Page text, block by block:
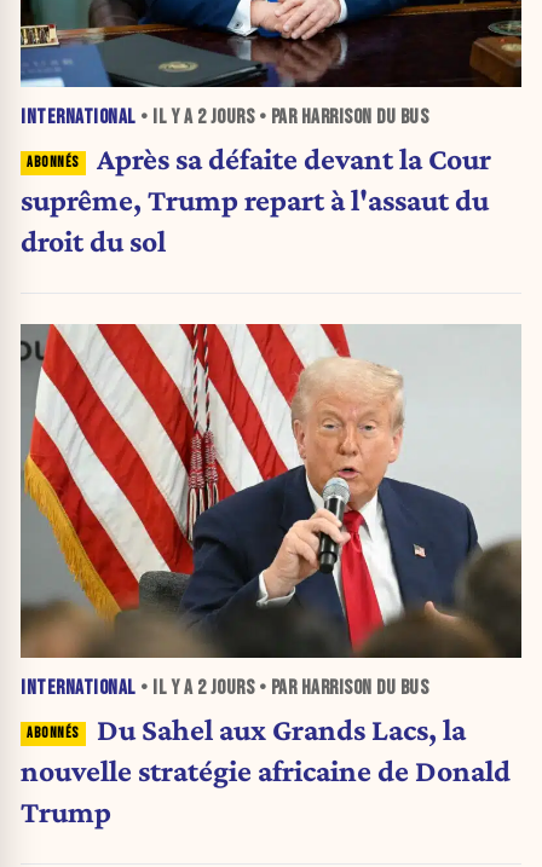
INTERNATIONAL • IL Y A 2 JOURS• PAR HARRISON DU BUS
Après sa défaite devant la Cour
suprême, Trump repart à l'assaut du
droit du sol
INTERNATIONAL • IL Y A 2 JOURS• PAR HARRISON DU BUS
Du Sahel aux Grands Lacs, la
nouvelle stratégie africaine de Donald
Trump